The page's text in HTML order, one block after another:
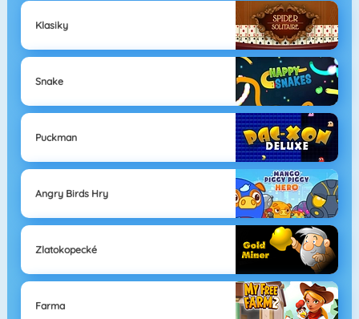
Klasiky
Snake
Puckman
Angry Birds Hry
Zlatokopecké
Farma